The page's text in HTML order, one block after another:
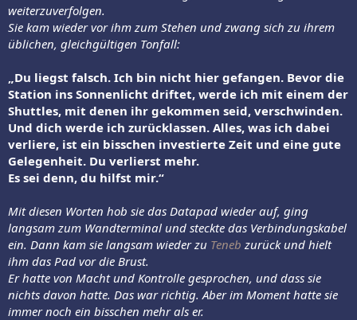
weiterzuverfolgen.
Sie kam wieder vor ihm zum Stehen und zwang sich zu ihrem
üblichen, gleichgültigen Tonfall:
„Du liegst falsch. Ich bin nicht hier gefangen. Bevor die
Station ins Sonnenlicht driftet, werde ich mit einem der
Shuttles, mit denen ihr gekommen seid, verschwinden.
Und dich werde ich zurücklassen. Alles, was ich dabei
verliere, ist ein bisschen investierte Zeit und eine gute
Gelegenheit. Du verlierst mehr.
Es sei denn, du hilfst mir.“
Mit diesen Worten hob sie das Datapad wieder auf, ging
langsam zum Wandterminal und steckte das Verbindungskabel
ein. Dann kam sie langsam wieder zu Teneb zurück und hielt
ihm das Pad vor die Brust.
Er hatte von Macht und Kontrolle gesprochen, und dass sie
nichts davon hatte. Das war richtig. Aber im Moment hatte sie
immer noch ein bisschen mehr als er.